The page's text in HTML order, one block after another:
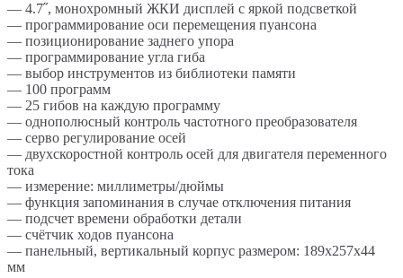
— 4.7˝, монохромный ЖКИ дисплей с яркой подсветкой
— программирование оси перемещения пуансона
— позиционирование заднего упора
— программирование угла гиба
— выбор инструментов из библиотеки памяти
— 100 программ
— 25 гибов на каждую программу
— однополюсный контроль частотного преобразователя
— серво регулирование осей
— двухскоростной контроль осей для двигателя переменного
тока
— измерение: миллиметры/дюймы
— функция запоминания в случае отключения питания
— подсчет времени обработки детали
— счётчик ходов пуансона
— панельный, вертикальный корпус размером: 189х257х44
мм